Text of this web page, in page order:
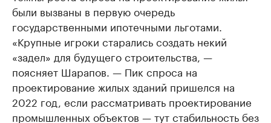
были вызваны в первую очередь
государственными ипотечными льготами.
«Крупные игроки старались создать некий
«задел» для будущего строительства, —
поясняет Шарапов. — Пик спроса на
проектирование жилых зданий пришелся на
2022 год, если рассматривать проектирование
промышленных объектов — тут стабильность без